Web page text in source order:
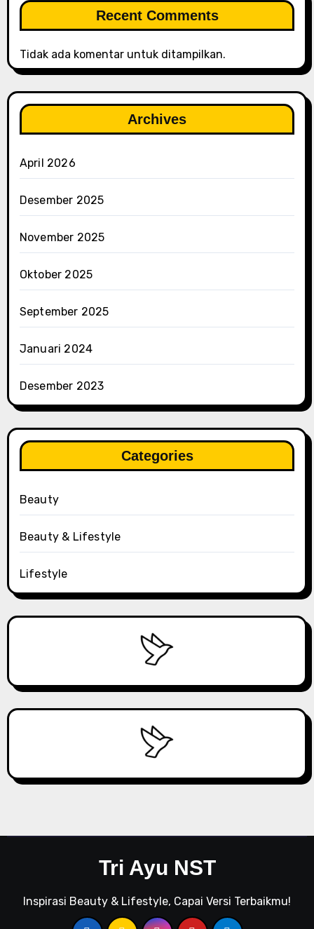
Recent Comments
Tidak ada komentar untuk ditampilkan.
Archives
April 2026
Desember 2025
November 2025
Oktober 2025
September 2025
Januari 2024
Desember 2023
Categories
Beauty
Beauty & Lifestyle
Lifestyle
Tri Ayu NST
Inspirasi Beauty & Lifestyle, Capai Versi Terbaikmu!